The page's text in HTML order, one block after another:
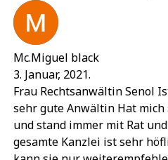
Mc.Miguel black
3. Januar, 2021.
Frau Rechtsanwältin Senol
sehr gute Anwältin Hat
und stand immer mit Rat
gesamte Kanzlei ist sehr